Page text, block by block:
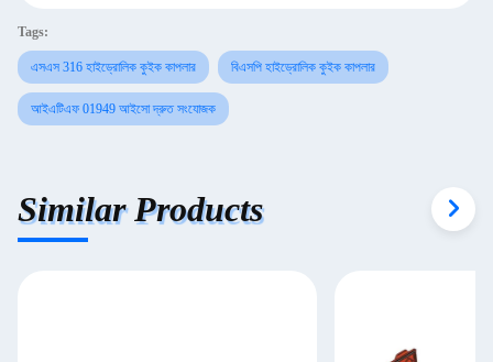
Tags:
এসএস 316 হাইড্রোলিক কুইক কাপলার বিএসপি হাইড্রোলিক কুইক কাপলার
আইএটিএফ 01949 আইসো দ্রুত সংযোজক
Similar Products